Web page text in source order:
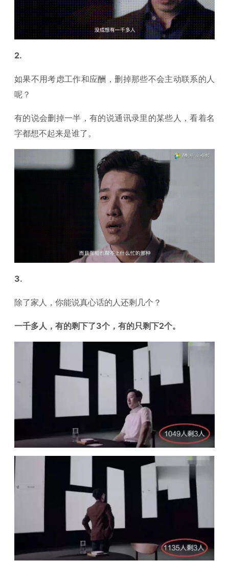
2.
如果不用考虑工作和应酬，删掉那些不会主动联系的人
呢？
有的说会删掉一半，有的说通讯录里的某些人，看着名
字都想不起来是谁了。
3.
除了家人，你能说真心话的人还剩几个？
一千多人，有的剩下了3个，有的只剩下2个。